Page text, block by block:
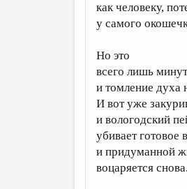
как человеку,
у самого
Но это
всего лишь
и томление духа
И вот уже
и вологодский
убивает готовое
и придуманной
воцаряется